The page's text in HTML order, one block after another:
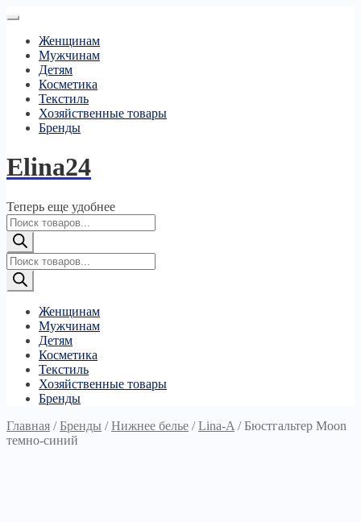
Женщинам
Мужчинам
Детям
Косметика
Текстиль
Хозяйственные товары
Бренды
Elina24
Теперь еще удобнее
Поиск
товаров
Поиск
товаров
Женщинам
Мужчинам
Детям
Косметика
Текстиль
Хозяйственные товары
Бренды
Главная /Бренды /Нижнее белье /Lina-A /Бюстгальтер Moon
темно-синий